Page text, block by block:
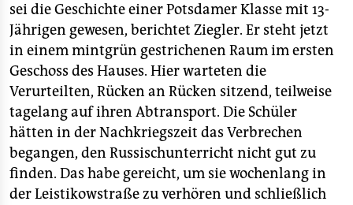
sei die Geschichte einer Potsdamer Klasse mit 13-
Jährigen gewesen, berichtet Ziegler. Er steht jetzt
in einem mintgrün gestrichenen Raum im ersten
Geschoss des Hauses. Hier warteten die
Verurteilten, Rücken an Rücken sitzend, teilweise
tagelang auf ihren Abtransport. Die Schüler
hätten in der Nachkriegszeit das Verbrechen
begangen, den Russischunterricht nicht gut zu
finden. Das habe gereicht, um sie wochenlang in
der Leistikowstraße zu verhören und schließlich